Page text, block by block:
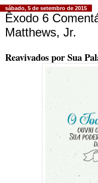
sábado, 5 de setembro de 2015
Êxodo 6
Matthews, Jr.
Reavivados por Sua